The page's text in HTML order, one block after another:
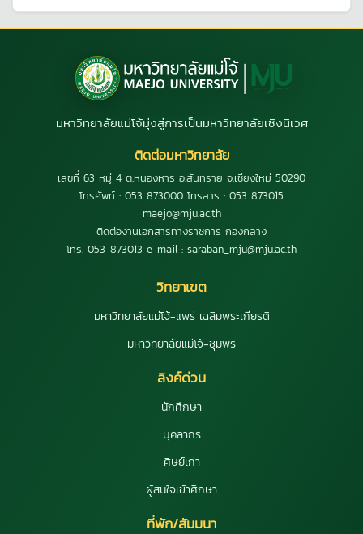
มหาวิทยาลัยแม่โจ้มุ่งสู่การเป็นมหาวิทยาลัยเชิงนิเวศ
ติดต่อมหาวิทยาลัย
เลขที่ 63 หมู่ 4 ต.หนองหาร อ.สันทราย จ.เชียงใหม่ 50290
โทรศัพท์ : 053 873000 โทรสาร : 053 873015
maejo@mju.ac.th
ติดต่องานเอกสารทางราชการ กองกลาง
โทร. 053-873013 e-mail : saraban_mju@mju.ac.th
วิทยาเขต
มหาวิทยาลัยแม่โจ้-แพร่ เฉลิมพระเกียรติ
มหาวิทยาลัยแม่โจ้-ชุมพร
ลิงค์ด่วน
นักศึกษา
บุคลากร
ศิษย์เก่า
ผู้สนใจเข้าศึกษา
ที่พัก/สัมมนา